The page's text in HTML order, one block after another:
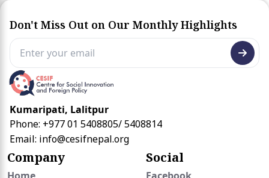
Don't Miss Out on Our Monthly Highlights
Kumaripati, Lalitpur
Phone: +977 01 5408805/ 5408814
Email: info@cesifnepal.org
Company Social